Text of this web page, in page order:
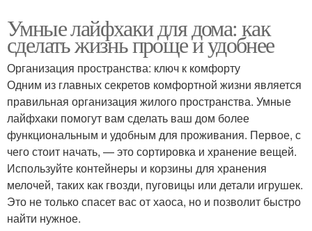
Умные лайфхаки для дома: как
сделать жизнь проще и удобнее
Организация пространства: ключ к комфорту
Одним из главных секретов комфортной жизни является
правильная организация жилого пространства. Умные
лайфхаки помогут вам сделать ваш дом более
функциональным и удобным для проживания. Первое, с
чего стоит начать, — это сортировка и хранение вещей.
Используйте контейнеры и корзины для хранения
мелочей, таких как гвозди, пуговицы или детали игрушек.
Это не только спасет вас от хаоса, но и позволит быстро
найти нужное.